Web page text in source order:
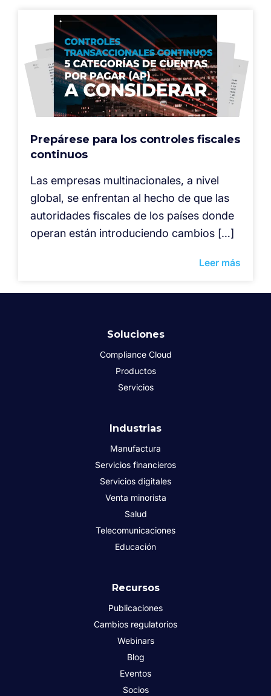
Prepárese para los controles fiscales
continuos
Las empresas multinacionales, a nivel
global, se enfrentan al hecho de que las
autoridades fiscales de los países donde
operan están introduciendo cambios […]
Leer más
Soluciones
Compliance Cloud
Productos
Servicios
Industrias
Manufactura
Servicios financieros
Servicios digitales
Venta minorista
Salud
Telecomunicaciones
Educación
Recursos
Publicaciones
Cambios regulatorios
Webinars
Blog
Eventos
Socios